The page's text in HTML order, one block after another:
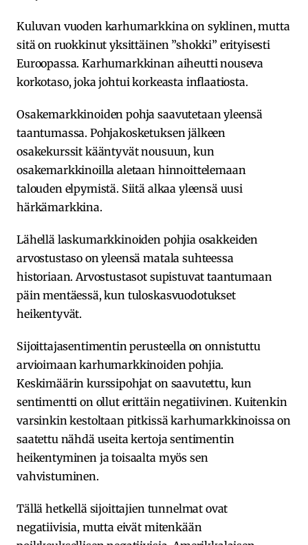
Kuluvan vuoden karhumarkkina on syklinen, mutta
sitä on ruokkinut yksittäinen ”shokki” erityisesti
Euroopassa. Karhumarkkinan aiheutti nouseva
korkotaso, joka johtui korkeasta inflaatiosta.
Osakemarkkinoiden pohja saavutetaan yleensä
taantumassa. Pohjakosketuksen jälkeen
osakekurssit kääntyvät nousuun, kun
osakemarkkinoilla aletaan hinnoittelemaan
talouden elpymistä. Siitä alkaa yleensä uusi
härkämarkkina.
Lähellä laskumarkkinoiden pohjia osakkeiden
arvostustaso on yleensä matala suhteessa
historiaan. Arvostustasot supistuvat taantumaan
päin mentäessä, kun tuloskasvuodotukset
heikentyvät.
Sijoittajasentimentin perusteella on onnistuttu
arvioimaan karhumarkkinoiden pohjia.
Keskimäärin kurssipohjat on saavutettu, kun
sentimentti on ollut erittäin negatiivinen. Kuitenkin
varsinkin kestoltaan pitkissä karhumarkkinoissa on
saatettu nähdä useita kertoja sentimentin
heikentyminen ja toisaalta myös sen
vahvistuminen.
Tällä hetkellä sijoittajien tunnelmat ovat
negatiivisia, mutta eivät mitenkään